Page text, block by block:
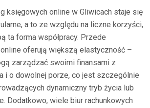
księgowych online w Gliwicach staje się
a to ze względu na liczne korzyści,
ta forma współpracy. Przede
oferują większą elastyczność –
zarządzać swoimi finansami z
i o dowolnej porze, co jest szczególnie
dynamiczny tryb życia lub
Dodatkowo, wiele biur rachunkowych